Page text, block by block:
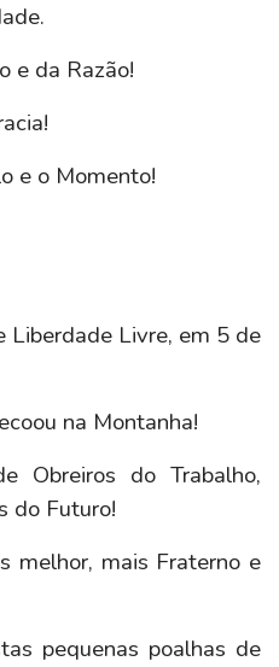
e da Razão!
e o Momento!
Liberdade Livre, em 5 de
na Montanha!
Obreiros do Trabalho,
do Futuro!
melhor, mais Fraterno e
pequenas poalhas de